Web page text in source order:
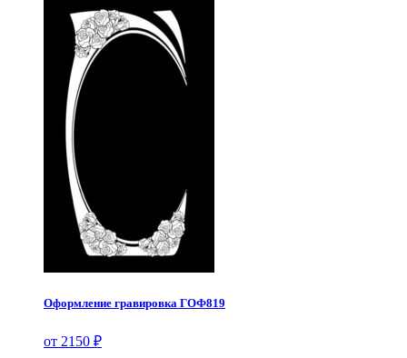
Оформление гравировка ГОФ819
от 2150 ₽